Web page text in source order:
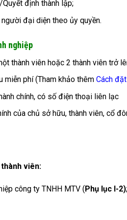
định thành lập;
đại diện theo ủy quyền.
nghiệp
thành viên hoặc 2 thành viên trở
miễn phí (Tham khảo thêm Cách
chính, có số điện thoại liên lạc
của chủ sở hữu, thành viên, cổ
viên:
công ty TNHH MTV (Phụ lục I-2);